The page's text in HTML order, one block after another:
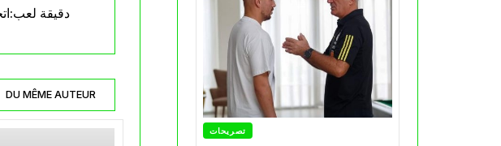
DU MÊME AUTEUR
تصريحات